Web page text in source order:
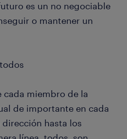
es un no negociable
o mantener un
cada miembro de la
de importante en cada
hasta los